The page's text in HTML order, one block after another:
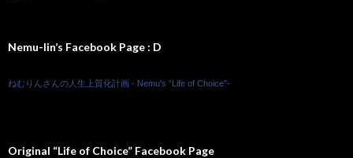
Nemu-lin’s Facebook Page : D
ねむりんさんの人生上質化計画 - Nemu's ”Life of Choice”-
Original “Life of Choice” Facebook Page